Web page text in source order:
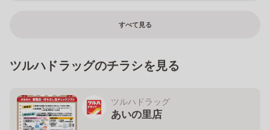
すべて見る
ツルハドラッグのチラシを見る
ツルハドラッグ
あいの里店